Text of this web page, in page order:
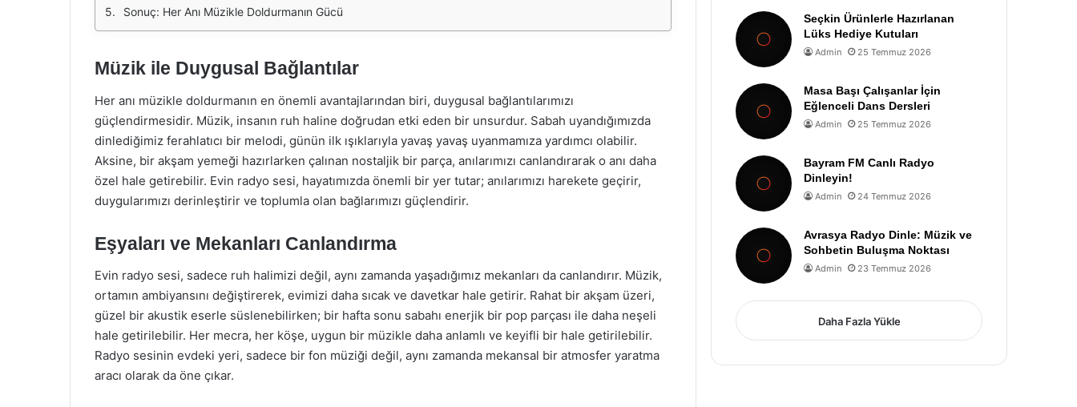
Sonuç: Her Anı Müzikle Doldurmanın Gücü
Müzik ile Duygusal Bağlantılar
Her anı müzikle doldurmanın en önemli avantajlarından biri, duygusal bağlantılarımızı
güçlendirmesidir. Müzik, insanın ruh haline doğrudan etki eden bir unsurdur. Sabah uyandığımızda
dinlediğimiz ferahlatıcı bir melodi, günün ilk ışıklarıyla yavaş yavaş uyanmamıza yardımcı olabilir.
Aksine, bir akşam yemeği hazırlarken çalınan nostaljik bir parça, anılarımızı canlandırarak o anı daha
özel hale getirebilir. Evin radyo sesi, hayatımızda önemli bir yer tutar; anılarımızı harekete geçirir,
duygularımızı derinleştirir ve toplumla olan bağlarımızı güçlendirir.
Eşyaları ve Mekanları Canlandırma
Evin radyo sesi, sadece ruh halimizi değil, aynı zamanda yaşadığımız mekanları da canlandırır. Müzik,
ortamın ambiyansını değiştirerek, evimizi daha sıcak ve davetkar hale getirir. Rahat bir akşam üzeri,
güzel bir akustik eserle süslenebilirken; bir hafta sonu sabahı enerjik bir pop parçası ile daha neşeli
hale getirilebilir. Her mecra, her köşe, uygun bir müzikle daha anlamlı ve keyifli bir hale getirilebilir.
Radyo sesinin evdeki yeri, sadece bir fon müziği değil, aynı zamanda mekansal bir atmosfer yaratma
aracı olarak da öne çıkar.
Seçkin Ürünlerle Hazırlanan
Lüks Hediye Kutuları
Admin 25 Temmuz 2026
Masa Başı Çalışanlar İçin
Eğlenceli Dans Dersleri
Admin 25 Temmuz 2026
Bayram FM Canlı Radyo
Dinleyin!
Admin 24 Temmuz 2026
Avrasya Radyo Dinle: Müzik ve
Sohbetin Buluşma Noktası
Admin 23 Temmuz 2026
Daha Fazla Yükle